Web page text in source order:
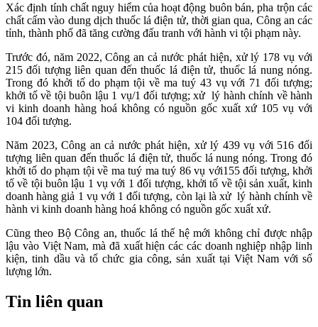
Xác định tính chất nguy hiểm của hoạt động buôn bán, pha trộn các
chất cấm vào dung dịch thuốc lá điện tử, thời gian qua, Công an các
tỉnh, thành phố đã tăng cường đấu tranh với hành vi tội phạm này.
Trước đó, năm 2022, Công an cả nước phát hiện, xử lý 178 vụ với
215 đối tượng liên quan đến thuốc lá điện tử, thuốc lá nung nóng.
Trong đó khởi tố do phạm tội về ma tuý 43 vụ với 71 đối tượng;
khởi tố về tội buôn lậu 1 vụ/1 đối tượng; xử lý hành chính về hành
vi kinh doanh hàng hoá không có nguồn gốc xuất xứ 105 vụ với
104 đối tượng.
Năm 2023, Công an cả nước phát hiện, xử lý 439 vụ với 516 đối
tượng liên quan đến thuốc lá điện tử, thuốc lá nung nóng. Trong đó
khởi tố do phạm tội về ma tuý ma tuý 86 vụ với155 đối tượng, khởi
tố về tội buôn lậu 1 vụ với 1 đối tượng, khởi tố về tội sản xuất, kinh
doanh hàng giả 1 vụ với 1 đối tượng, còn lại là xử lý hành chính về
hành vi kinh doanh hàng hoá không có nguồn gốc xuất xứ.
Cũng theo Bộ Công an, thuốc lá thế hệ mới không chỉ được nhập
lậu vào Việt Nam, mà đã xuất hiện các các doanh nghiệp nhập linh
kiện, tinh dầu và tổ chức gia công, sản xuất tại Việt Nam với số
lượng lớn.
Tin liên quan